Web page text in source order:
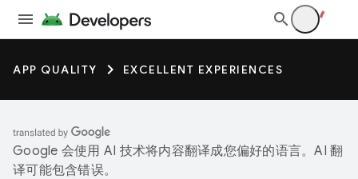
APP QUALITY EXCELLENT EXPERIENCES
Google 会使用 AI 技术将内容翻译成您偏好的语言。AI 翻
译可能包含错误。